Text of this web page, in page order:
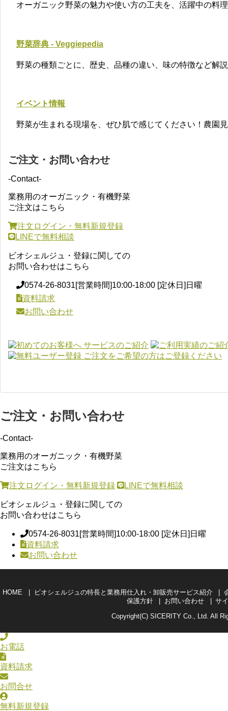
オーガニック野菜の魅力や使い方の工夫を、活躍中の料
野菜辞典 - Veggiepedia
野菜の種類ごとに、歴史、品種の違い、味の特徴など解
イベント情報
野菜が生まれる現場を、ぜひ肌で感じてください！農園
ご注文・お問い合わせ
-Contact-
業務用のオーガニック・有機野菜
ご注文はこちら
注文ログイン・無料新規登録
LINEで無料相談
ビオシェルジュ・登録に関しての
お問い合わせはこちら
0574-26-8031 [営業時間]10:00-18:00 [定休日]日曜
資料請求
お問い合わせ
ご注文・お問い合わせ
-Contact-
業務用のオーガニック・有機野菜
ご注文はこちら
注文ログイン・無料新規登録 LINEで無料相談
ビオシェルジュ・登録に関しての
お問い合わせはこちら
0574-26-8031[営業時間]10:00-18:00 [定休日]日曜
資料請求
お問い合わせ
HOME ビオシェルジュの特長と業務用仕入れ・卸販売サービス紹介
保護方針
お問い合わせ
サ
Copyright(C) SICERITY Co., Ltd. All
お電話
資料請求
お問合せ
無料新規登録